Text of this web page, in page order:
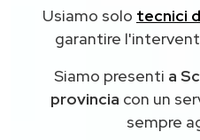
Usiamo solo tecnici
garantire
Siamo presenti a
provincia con un
sempre